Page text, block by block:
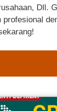
Dll.